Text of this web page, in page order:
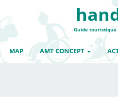
Guide
MAP AMT CONCEPT